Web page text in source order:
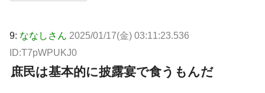
9: ななしさん 2025/01/17(金) 03:11:23.536
ID:T7pWPUKJ0
庶民は基本的に披露宴で食うもんだ